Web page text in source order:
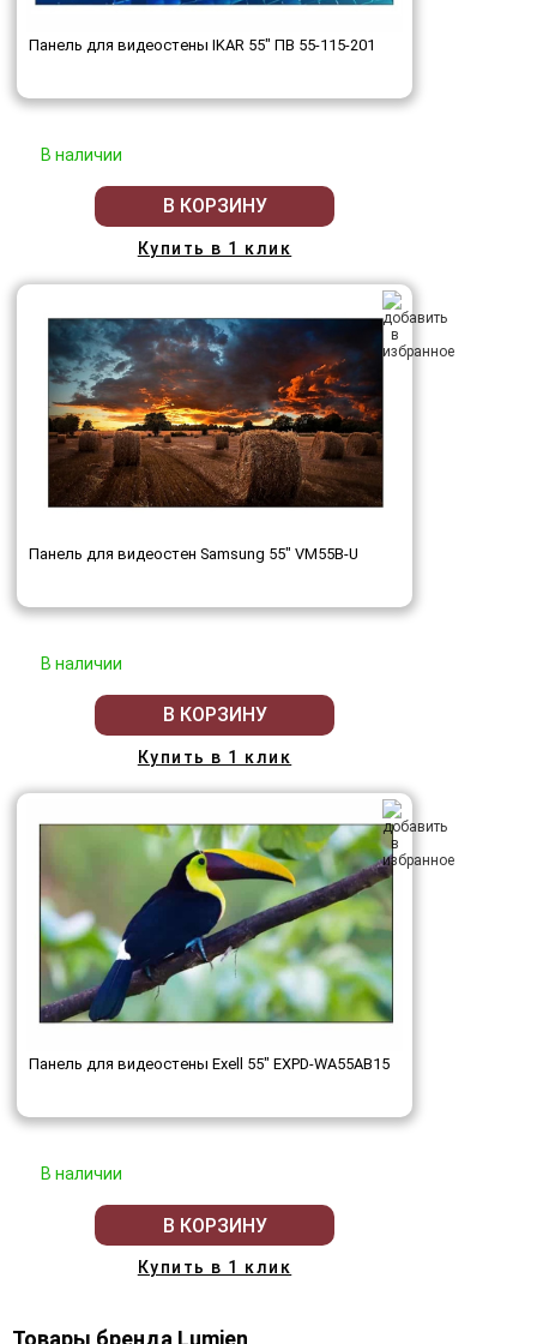
Панель для видеостены IKAR 55" ПВ 55-115-201
В наличии
В КОРЗИНУ
Купить в 1 клик
Панель для видеостен Samsung 55" VM55B-U
В наличии
В КОРЗИНУ
Купить в 1 клик
Панель для видеостены Exell 55" EXPD-WA55AB15
В наличии
В КОРЗИНУ
Купить в 1 клик
Товары бренда Lumien